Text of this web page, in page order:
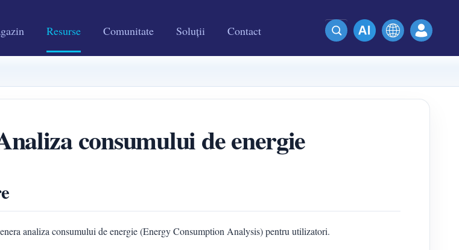
Resurse Comunitate Soluții Contact
consumului de energie
analiza consumului de energie (Energy Consumption Analysis) pentru utilizatori.